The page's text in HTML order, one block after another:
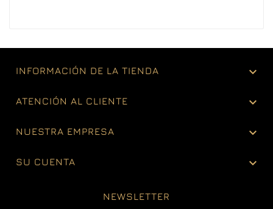
INFORMACIÓN DE LA TIENDA 
ATENCIÓN AL CLIENTE 
NUESTRA EMPRESA 
SU CUENTA 
NEWSLETTER